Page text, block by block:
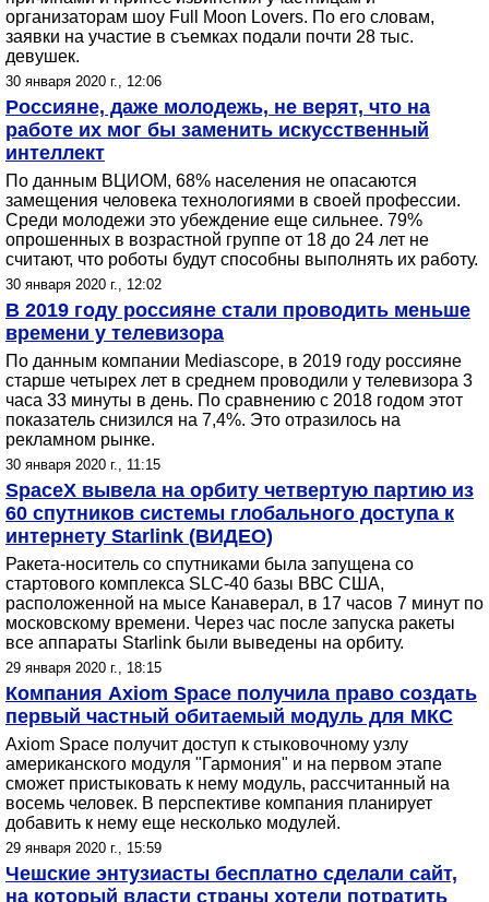
организаторам шоу Full Moon Lovers. По его словам,
заявки на участие в съемках подали почти 28 тыс.
девушек.
30 января 2020 г., 12:06
Россияне, даже молодежь, не верят, что на
работе их мог бы заменить искусственный
интеллект
По данным ВЦИОМ, 68% населения не опасаются
замещения человека технологиями в своей профессии.
Среди молодежи это убеждение еще сильнее. 79%
опрошенных в возрастной группе от 18 до 24 лет не
считают, что роботы будут способны выполнять их работу.
30 января 2020 г., 12:02
В 2019 году россияне стали проводить меньше
времени у телевизора
По данным компании Mediascope, в 2019 году россияне
старше четырех лет в среднем проводили у телевизора 3
часа 33 минуты в день. По сравнению с 2018 годом этот
показатель снизился на 7,4%. Это отразилось на
рекламном рынке.
30 января 2020 г., 11:15
SpaceX вывела на орбиту четвертую партию из
60 спутников системы глобального доступа к
интернету Starlink (ВИДЕО)
Ракета-носитель со спутниками была запущена со
стартового комплекса SLC-40 базы ВВС США,
расположенной на мысе Канаверал, в 17 часов 7 минут по
московскому времени. Через час после запуска ракеты
все аппараты Starlink были выведены на орбиту.
29 января 2020 г., 18:15
Компания Axiom Space получила право создать
первый частный обитаемый модуль для МКС
Axiom Space получит доступ к стыковочному узлу
американского модуля "Гармония" и на первом этапе
сможет пристыковать к нему модуль, рассчитанный на
восемь человек. В перспективе компания планирует
добавить к нему еще несколько модулей.
29 января 2020 г., 15:59
Чешские энтузиасты бесплатно сделали сайт,
на который власти страны хотели потратить